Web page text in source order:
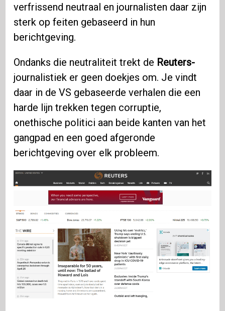
verfrissend neutraal en journalisten daar zijn
sterk op feiten gebaseerd in hun
berichtgeving.
Ondanks die neutraliteit trekt de Reuters-
journalistiek er geen doekjes om. Je vindt
daar in de VS gebaseerde verhalen die een
harde lijn trekken tegen corruptie,
onethische politici aan beide kanten van het
gangpad en een goed afgeronde
berichtgeving over elk probleem.